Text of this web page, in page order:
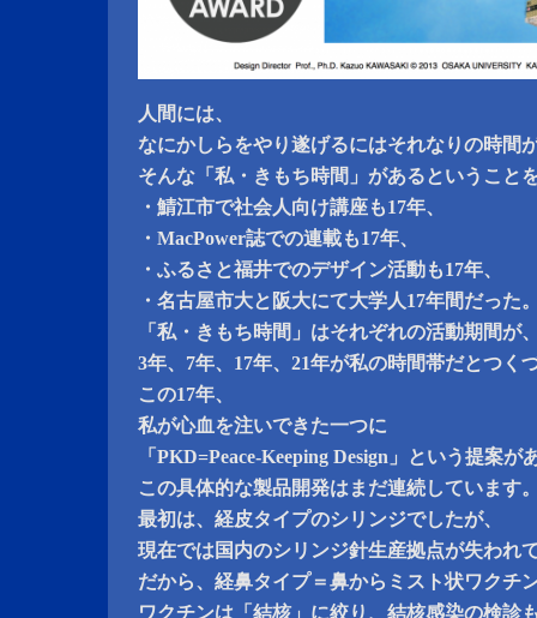
人間には、
なにかしらをやり遂げるにはそれなりの時間
そんな「私・きもち時間」があるということ
・鯖江市で社会人向け講座も17年、
・MacPower誌での連載も17年、
・ふるさと福井でのデザイン活動も17年、
・名古屋市大と阪大にて大学人17年間だった
「私・きもち時間」はそれぞれの活動期間が
3年、7年、17年、21年が私の時間帯だとつく
この17年、
私が心血を注いできた一つに
「PKD=Peace-Keeping Design」という提案が
この具体的な製品開発はまだ連続しています
最初は、経皮タイプのシリンジでしたが、
現在では国内のシリンジ針生産拠点が失われ
だから、経鼻タイプ＝鼻からミスト状ワクチ
ワクチンは「結核」に絞り、結核感染の検診